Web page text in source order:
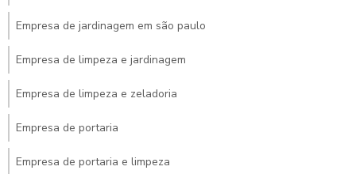
Empresa de jardinagem em são paulo
Empresa de limpeza e jardinagem
Empresa de limpeza e zeladoria
Empresa de portaria
Empresa de portaria e limpeza